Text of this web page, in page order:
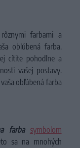
farbami a
obľúbená farba.
cítite pohodlne a
vašej postavy.
obľúbená farba
farba symbolom
sa na mnohých